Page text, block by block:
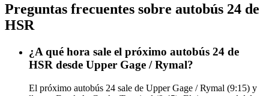
Preguntas frecuentes sobre autobús 24 de
HSR
¿A qué hora sale el próximo autobús 24 de
HSR desde Upper Gage / Rymal?
El próximo autobús 24 sale de Upper Gage / Rymal (9:15) y